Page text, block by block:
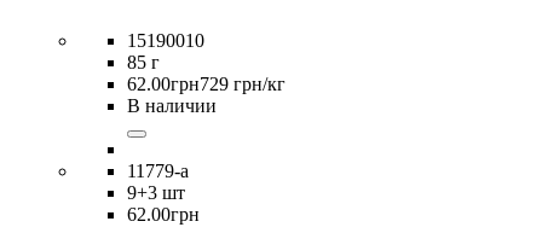
15190010
85 г
62.00грн729 грн/кг
В наличии
11779-a
9+3 шт
62.00грн